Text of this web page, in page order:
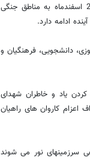
جانشین فرمانده سپاه ناحیه آمل ادامه داد: نخستین گروه از کاروان راهیان نور آمل 23 اسفندماه به مناطق جنگی
ادامه دارد.
دانشجویی، فرهنگیان و
یاد و خاطران شهدای
اعزام کاروان های راهیان
سرزمینهای نور می شوند